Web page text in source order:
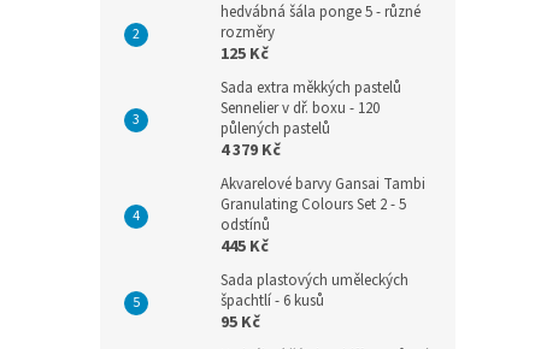
hedvábná šála ponge 5 - různé
rozměry
125 Kč
Sada extra měkkých pastelů
Sennelier v dř. boxu - 120
půlených pastelů
4 379 Kč
Akvarelové barvy Gansai Tambi
Granulating Colours Set 2 - 5
odstínů
445 Kč
Sada plastových uměleckých
špachtlí - 6 kusů
95 Kč